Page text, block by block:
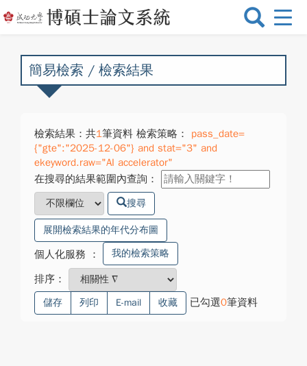
選
換
簡易檢索 / 檢索結果
檢索結果：共1筆資料 檢索策略：
pass_date=
{"gte":"2025-12-06"} and stat="3" and
ekeyword.raw="AI accelerator"
在搜尋的結果範圍內查詢：
搜尋
展開檢索結果的年代分布圖
個人化服務 ： 我的檢索策略
排序：
儲存 列印 E-mail 收藏 已勾選0筆資料